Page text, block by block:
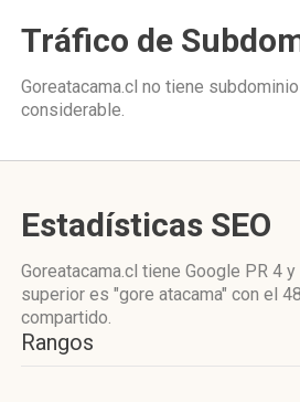
Tráfico de
Goreatacama.cl no tiene
considerable.
Estadísticas SEO
Goreatacama.cl tiene Google PR 4 y
superior es "gore atacama" con el
compartido.
Rangos